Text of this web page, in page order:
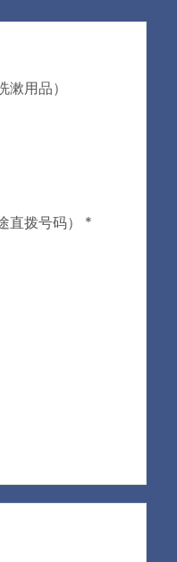
用品）
直拨号码） *